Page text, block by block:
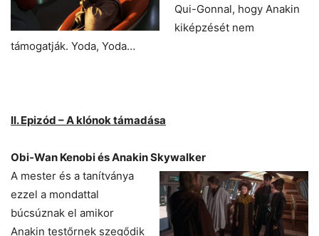
Qui-Gonnal, hogy Anakin
kiképzését nem
támogatják. Yoda, Yoda…
II. Epizód – A klónok támadása
Obi-Wan Kenobi és Anakin Skywalker
A mester és a tanítványa
ezzel a mondattal
búcsúznak el amikor
Anakin testőrnek szegődik